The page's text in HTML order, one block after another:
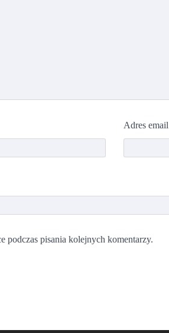
Adres email
podczas pisania kolejnych komentarzy.